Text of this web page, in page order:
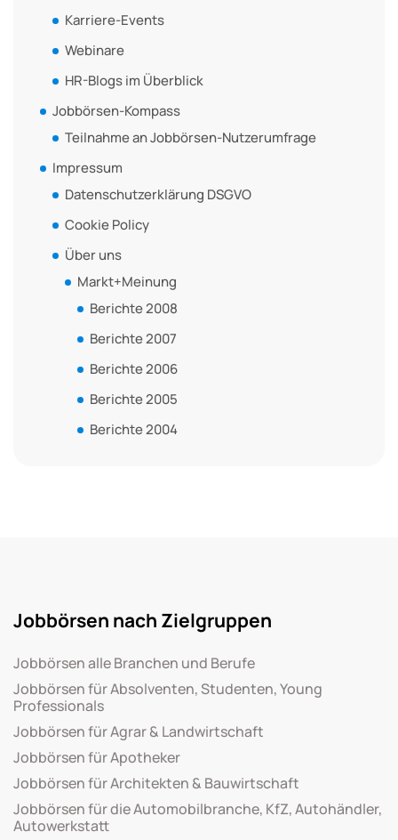
Karriere-Events
Webinare
HR-Blogs im Überblick
Jobbörsen-Kompass
Teilnahme an Jobbörsen-Nutzerumfrage
Impressum
Datenschutzerklärung DSGVO
Cookie Policy
Über uns
Markt+Meinung
Berichte 2008
Berichte 2007
Berichte 2006
Berichte 2005
Berichte 2004
Jobbörsen nach Zielgruppen
Jobbörsen alle Branchen und Berufe
Jobbörsen für Absolventen, Studenten, Young
Professionals
Jobbörsen für Agrar & Landwirtschaft
Jobbörsen für Apotheker
Jobbörsen für Architekten & Bauwirtschaft
Jobbörsen für die Automobilbranche, KfZ, Autohändler,
Autowerkstatt